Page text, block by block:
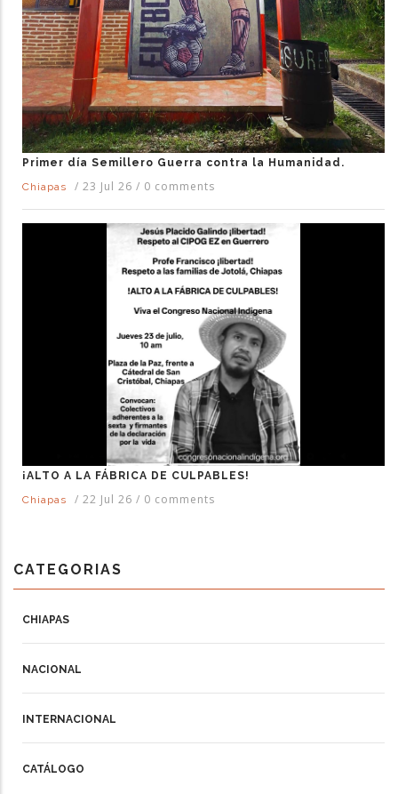
Primer día Semillero Guerra contra la Humanidad.
Chiapas
/ 23 Jul 26 / 0 comments
¡ALTO A LA FÁBRICA DE CULPABLES!
Chiapas
/ 22 Jul 26 / 0 comments
CATEGORIAS
CHIAPAS
NACIONAL
INTERNACIONAL
CATÁLOGO